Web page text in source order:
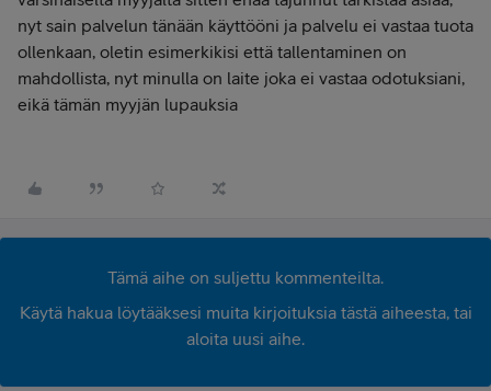
nyt sain palvelun tänään käyttööni ja palvelu ei vastaa tuota
ollenkaan, oletin esimerkikisi että tallentaminen on
mahdollista, nyt minulla on laite joka ei vastaa odotuksiani,
eikä tämän myyjän lupauksia
Tämä aihe on suljettu kommenteilta.
Käytä hakua löytääksesi muita kirjoituksia tästä aiheesta, tai
aloita uusi aihe.